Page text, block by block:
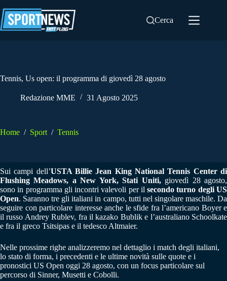
al
contenuto
Cerca
Tennis, Us open: il programma di giovedì 28 agosto
Redazione MME 31 Agosto 2025
Home / Sport / Tennis
Sui campi dell’USTA Billie Jean King National Tennis Center di
Flushing Meadows, a New York, Stati Uniti, giovedì 28 agosto,
sono in programma gli incontri valevoli per ilsecondo turno degli US
Open. Saranno tre gli italiani in campo, tutti nel singolare maschile. Da
seguire con particolare interesse anche le sfide fra l’americano Boyer e
il russo Andrey Rublev, fra il kazako Bublik e l’australiano Schoolkate
e fra il greco Tsitsipas e il tedesco Altmaier.
Nelle prossime righe analizzeremo nel dettaglio i match degli italiani,
lo stato di forma, i precedenti e le ultime novità sulle quote e i
pronostici US Open oggi 28 agosto, con un focus particolare sul
percorso di Sinner, Musetti e Cobolli.